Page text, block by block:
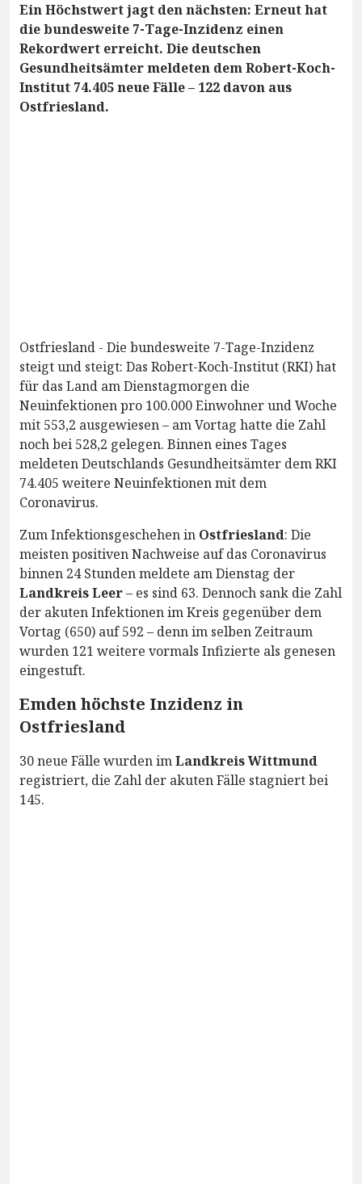
Ein Höchstwert jagt den nächsten: Erneut hat
die bundesweite 7-Tage-Inzidenz einen
Rekordwert erreicht. Die deutschen
Gesundheitsämter meldeten dem Robert-Koch-
Institut 74.405 neue Fälle – 122 davon aus
Ostfriesland.
Ostfriesland - Die bundesweite 7-Tage-Inzidenz
steigt und steigt: Das Robert-Koch-Institut (RKI) hat
für das Land am Dienstagmorgen die
Neuinfektionen pro 100.000 Einwohner und Woche
mit 553,2 ausgewiesen – am Vortag hatte die Zahl
noch bei 528,2 gelegen. Binnen eines Tages
meldeten Deutschlands Gesundheitsämter dem RKI
74.405 weitere Neuinfektionen mit dem
Coronavirus.
Zum Infektionsgeschehen in Ostfriesland: Die
meisten positiven Nachweise auf das Coronavirus
binnen 24 Stunden meldete am Dienstag der
Landkreis Leer– es sind 63. Dennoch sank die Zahl
der akuten Infektionen im Kreis gegenüber dem
Vortag (650) auf 592 – denn im selben Zeitraum
wurden 121 weitere vormals Infizierte als genesen
eingestuft.
Emden höchste Inzidenz in
Ostfriesland
30 neue Fälle wurden imLandkreis Wittmund
registriert, die Zahl der akuten Fälle stagniert bei
145.